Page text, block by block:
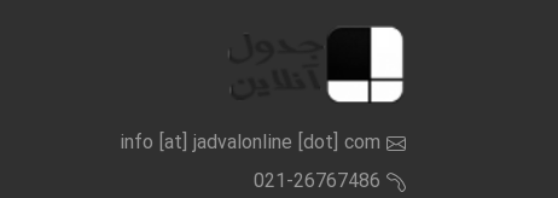
info [at] jadvalonline [dot] com
021-26767486